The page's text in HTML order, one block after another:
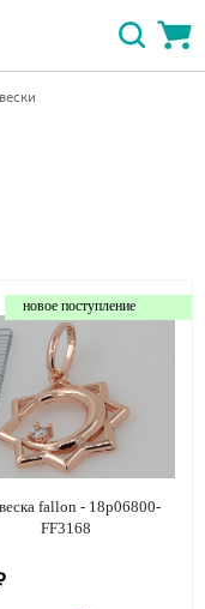
новое поступление
fallon - 18p06800-
FF3168